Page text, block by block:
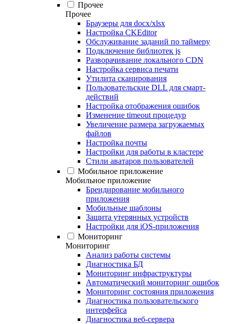
Прочее
Прочее
Браузеры для docx/xlsx
Настройка CKEditor
Обслуживание заданий по таймеру
Подключение библиотек js
Разворачивание локального CDN
Настройка сервиса печати
Утилита сканирования
Пользовательские DLL для смарт-
действий
Настройка отображения ошибок
Изменение timeout процедур
Увеличение размера загружаемых
файлов
Настройка почты
Настройки для работы в кластере
Стили аватаров пользователей
Мобильное приложение
Мобильное приложение
Брендирование мобильного
приложения
Мобильные шаблоны
Защита утерянных устройств
Настройки для iOS-приложения
Мониторинг
Мониторинг
Анализ работы системы
Диагностика БД
Мониторинг инфраструктуры
Автоматический мониторинг ошибок
Мониторинг состояния приложения
Диагностика пользовательского
интерфейса
Диагностика веб-сервера